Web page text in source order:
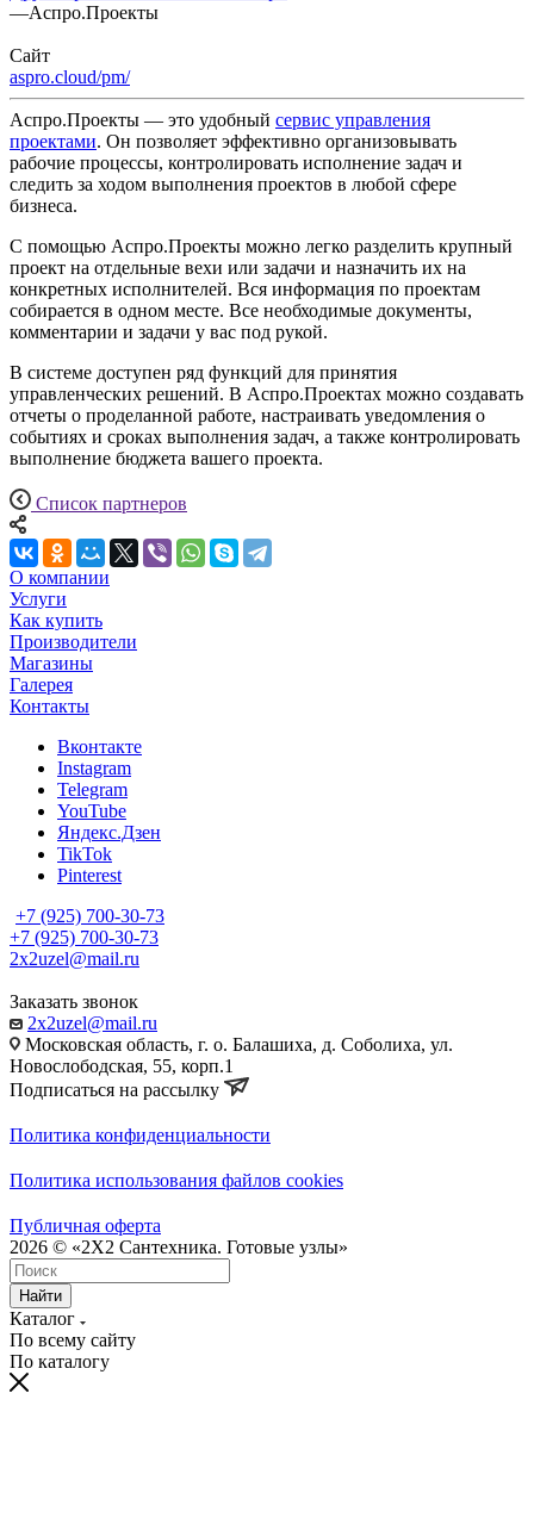
—Аспро.Проекты
Сайт
aspro.cloud/pm/
Аспро.Проекты — это удобный сервис управления
проектами. Он позволяет эффективно организовывать
рабочие процессы, контролировать исполнение задач и
следить за ходом выполнения проектов в любой сфере
бизнеса.
С помощью Аспро.Проекты можно легко разделить крупный
проект на отдельные вехи или задачи и назначить их на
конкретных исполнителей. Вся информация по проектам
собирается в одном месте. Все необходимые документы,
комментарии и задачи у вас под рукой.
В системе доступен ряд функций для принятия
управленческих решений. В Аспро.Проектах можно создавать
отчеты о проделанной работе, настраивать уведомления о
событиях и сроках выполнения задач, а также контролировать
выполнение бюджета вашего проекта.
Список партнеров
О компании
Услуги
Как купить
Производители
Магазины
Галерея
Контакты
Вконтакте
Instagram
Telegram
YouTube
Яндекс.Дзен
TikTok
Pinterest
+7 (925) 700-30-73
+7 (925) 700-30-73
2x2uzel@mail.ru
Заказать звонок
2x2uzel@mail.ru
Московская область, г. о. Балашиха, д. Соболиха, ул.
Новослободская, 55, корп.1
Подписаться на рассылку
Политика конфиденциальности
Политика использования файлов cookies
Публичная оферта
2026 © «2X2 Сантехника. Готовые узлы»
Найти
Каталог
По всему сайту
По каталогу